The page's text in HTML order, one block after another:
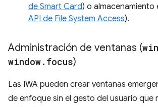
de Smart Card) o almacenamiento
API de File System Access).
Administración de ventanas (
window. focus)
Las IWA pueden crear ventanas
de enfoque sin el gesto del usuario que